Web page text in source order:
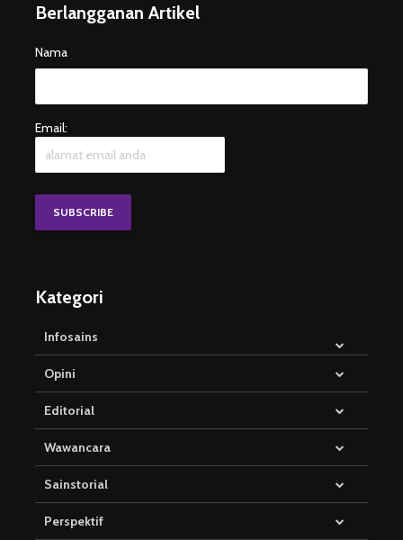
Berlangganan Artikel
Nama
Email:
Kategori
Infosains
Opini
Editorial
Wawancara
Sainstorial
Perspektif